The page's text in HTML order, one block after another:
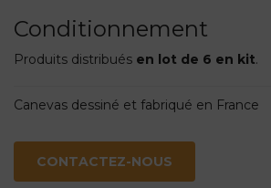
Conditionnement
Produits distribués en lot de 6 en kit.
Canevas dessiné et fabriqué en France
CONTACTEZ-NOUS